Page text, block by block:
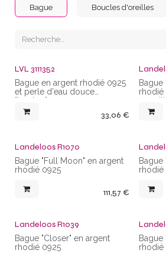
Bague Boucles d'oreilles
LVL 3111352
Bague en argent rhodié 0925
et perle d'eau douce
"bouton".
33,06 €
Bague
rhodié
Landeloos R1070
Bague "Full Moon" en argent
rhodié 0925
111,57 €
Bague
rhodié
Landeloos R1039
Bague "Closer" en argent
rhodié 0925
Bague
rhodié